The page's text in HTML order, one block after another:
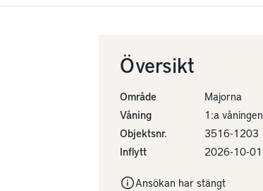
Översikt
Område
Majorna
Våning
1:a våningen
Objektsnr.
3516-1203
Inflytt
2026-10-01
Ansökan har stängt